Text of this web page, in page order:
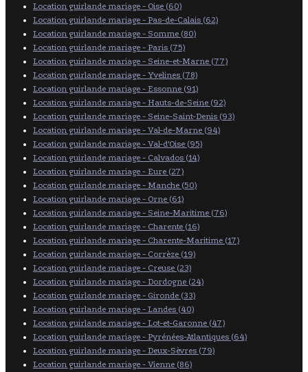
Location guirlande mariage - Oise (60)
Location guirlande mariage - Pas-de-Calais (62)
Location guirlande mariage - Somme (80)
Location guirlande mariage - Paris (75)
Location guirlande mariage - Seine-et-Marne (77)
Location guirlande mariage - Yvelines (78)
Location guirlande mariage - Essonne (91)
Location guirlande mariage - Hauts-de-Seine (92)
Location guirlande mariage - Seine-Saint-Denis (93)
Location guirlande mariage - Val-de-Marne (94)
Location guirlande mariage - Val-d'Oise (95)
Location guirlande mariage - Calvados (14)
Location guirlande mariage - Eure (27)
Location guirlande mariage - Manche (50)
Location guirlande mariage - Orne (61)
Location guirlande mariage - Seine-Maritime (76)
Location guirlande mariage - Charente (16)
Location guirlande mariage - Charente-Maritime (17)
Location guirlande mariage - Corrèze (19)
Location guirlande mariage - Creuse (23)
Location guirlande mariage - Dordogne (24)
Location guirlande mariage - Gironde (33)
Location guirlande mariage - Landes (40)
Location guirlande mariage - Lot-et-Garonne (47)
Location guirlande mariage - Pyrénées-Atlantiques (64)
Location guirlande mariage - Deux-Sèvres (79)
Location guirlande mariage - Vienne (86)